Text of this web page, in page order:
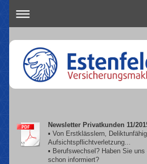
Newsletter Privatkunden 11/
▪ Von Erstklässlern,
Aufsichtspflichtverletzung...
▪ Berufswechsel? Haben Sie
schon informiert?